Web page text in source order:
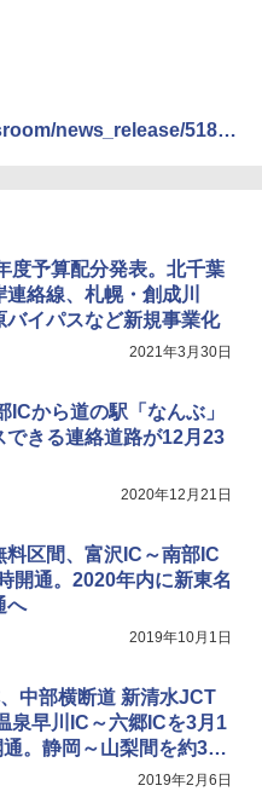
30秒）110ml（連続噴射15
安全ロック搭載 携帯収納袋
イノシシ対策 自治体・教育機
登山・キャンプ・アウトドア・
保存可能 緊急時用 日本国内発
精度 超長距離照射 長時間使用
ク付き 高安全性 金属製耐久 コ
設計 持ち運び便利 アウトド
育現場/展示会用 緑
news_release/5181.
度予算配分発表。北千葉
絡線、札幌・創成川
バイパスなど新規事業化
2021年3月30日
ICから道の駅「なんぶ」
できる連絡道路が12月23
2020年12月21日
料区間、富沢IC～南部IC
開通。2020年内に新東名
へ
2019年10月1日
中部横断道 新清水JCT
泉早川IC～六郷ICを3月1
。静岡～山梨間を約30
2019年2月6日